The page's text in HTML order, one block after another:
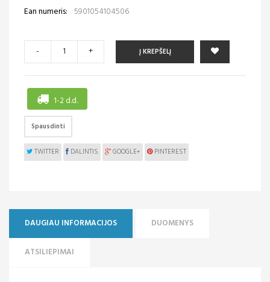
Ean numeris: 5901054104506
- + Į KREPŠELĮ
1-2 d.d.
Spausdinti
TWITTER DALINTIS GOOGLE+ PINTEREST
DAUGIAU INFORMACIJOS DUOMENYS
ATSILIEPIMAI